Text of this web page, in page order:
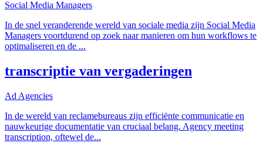
Social Media Managers
In de snel veranderende wereld van sociale media zijn Social Media
Managers voortdurend op zoek naar manieren om hun workflows te
optimaliseren en de ...
transcriptie van vergaderingen
Ad Agencies
In de wereld van reclamebureaus zijn efficiënte communicatie en
nauwkeurige documentatie van cruciaal belang. Agency meeting
transcription, oftewel de...